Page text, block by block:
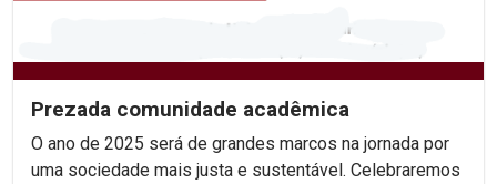
Prezada comunidade acadêmica
O ano de 2025 será de grandes marcos na jornada por
uma sociedade mais justa e sustentável. Celebraremos